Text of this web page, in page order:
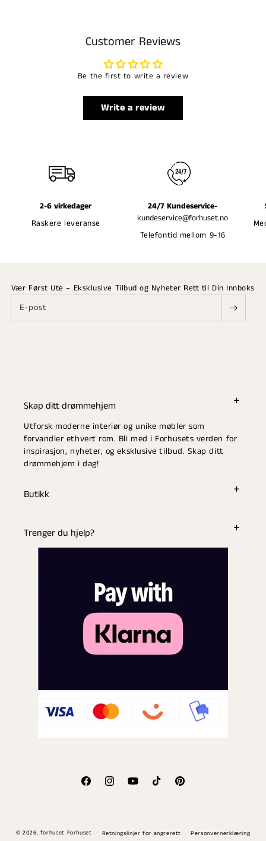
Customer Reviews
Be the first to write a review
Write a review
2-6 virkedager
Raskere leveranse
24/7 Kundeservice-
kundeservice@forhuset.no
Telefontid mellom 9-16
Vær Først Ute – Eksklusive Tilbud og Nyheter Rett til Din Innboks
E-post
Skap ditt drømmehjem
Utforsk moderne interiør og unike møbler som
forvandler ethvert rom. Bli med i Forhusets verden for
inspirasjon, nyheter, og eksklusive tilbud. Skap ditt
drømmehjem i dag!
Butikk
Trenger du hjelp?
FacebookInstagramYouTubeTikTok Pinterest
© 2026, forhuset Forhuset Retningslinjer for angrerett Personvernerklæring